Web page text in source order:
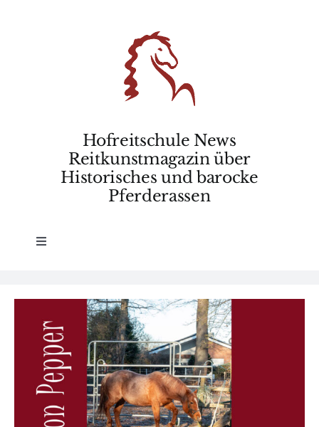
Hofreitschule News
Reitkunstmagazin über
Historisches und barocke
Pferderassen
Toggle
Wissen
BfkbR
Markt